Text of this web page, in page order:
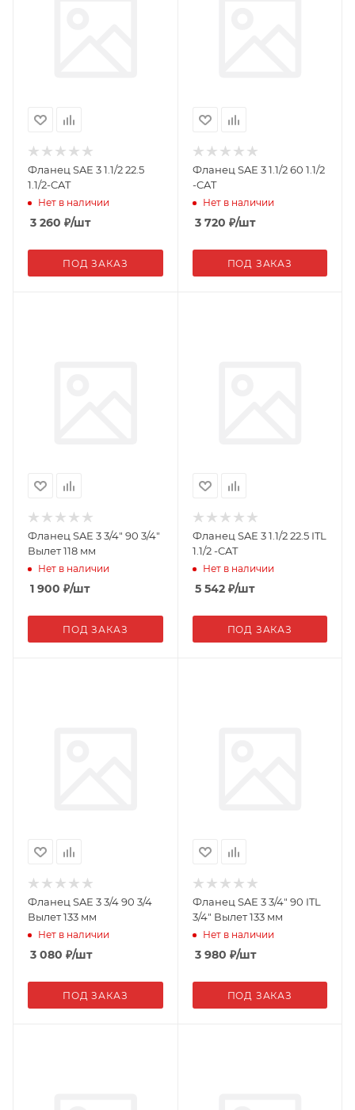
Фланец SAE 3 1.1/2 22.5
1.1/2-CAT
Нет в наличии
3 260 ₽/шт
ПОД ЗАКАЗ
Фланец SAE 3 1.1/2 60 1.1/2
-CAT
Нет в наличии
3 720 ₽/шт
ПОД ЗАКАЗ
Фланец SAE 3 3/4" 90 3/4"
Вылет 118 мм
Нет в наличии
1 900 ₽/шт
ПОД ЗАКАЗ
Фланец SAE 3 1.1/2 22.5 ITL
1.1/2 -CAT
Нет в наличии
5 542₽/шт
ПОД ЗАКАЗ
Фланец SAE 3 3/4 90 3/4
Вылет 133 мм
Нет в наличии
3 080 ₽/шт
ПОД ЗАКАЗ
Фланец SAE 3 3/4" 90 ITL
3/4" Вылет 133 мм
Нет в наличии
3 980 ₽/шт
ПОД ЗАКАЗ